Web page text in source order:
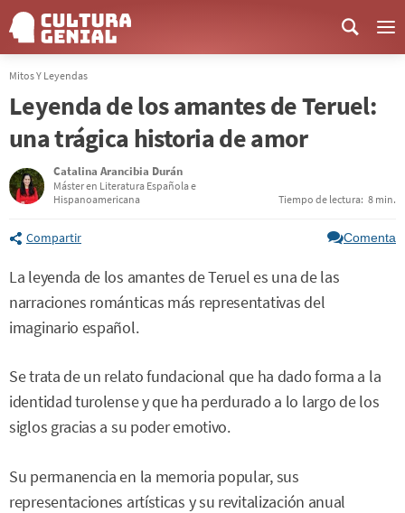
Mitos Y Leyendas
Leyenda de los amantes de Teruel:
una trágica historia de amor
Catalina Arancibia Durán
Máster en Literatura Española e
Hispanoamericana
Tiempo de lectura: 8 min.
Compartir Comenta
La leyenda de los amantes de Teruel es una de las
narraciones románticas más representativas del
imaginario español.
Se trata de un relato fundacional que ha dado forma a la
identidad turolense y que ha perdurado a lo largo de los
siglos gracias a su poder emotivo.
Su permanencia en la memoria popular, sus
representaciones artísticas y su revitalización anual